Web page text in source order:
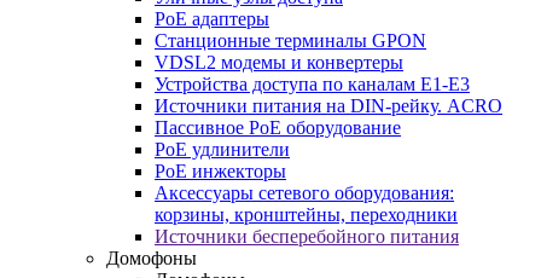
PoE адаптеры
Станционные терминалы GPON
VDSL2 модемы и конвертеры
Устройства доступа по каналам E1-E3
Источники питания на DIN-рейку. ACRO
Пассивное PoE оборудование
PoE удлинители
PoE инжекторы
Аксессуары сетевого оборудования:
корзины, кронштейны, переходники
Источники бесперебойного питания
Домофоны